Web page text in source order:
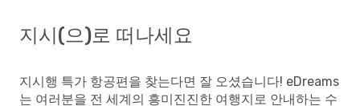
지시(으)로 떠나세요
지시행 특가 항공편을 찾는다면 잘 오셨습니다! eDreams
는 여러분을 전 세계의 흥미진진한 여행지로 안내하는 수